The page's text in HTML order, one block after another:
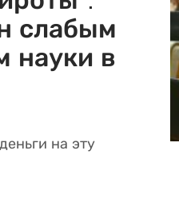
слабым
науки в
на эту